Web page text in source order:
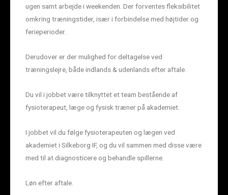
ugen samt arbejde i weekenden. Der forventes fleksibilitet
omkring træningstider, især i forbindelse med højtider og
ferieperioder.
Derudover er der mulighed for deltagelse ved
træningslejre, både indlands & udenlands efter aftale.
Du vil i jobbet være tilknyttet et team bestående af
fysioterapeut, læge og fysisk træner på akademiet.
I jobbet vil du følge fysioterapeuten og lægen ved
akademiet i Silkeborg IF, og du vil sammen med disse være
med til at diagnosticere og behandle spillerne.
Løn efter aftale.